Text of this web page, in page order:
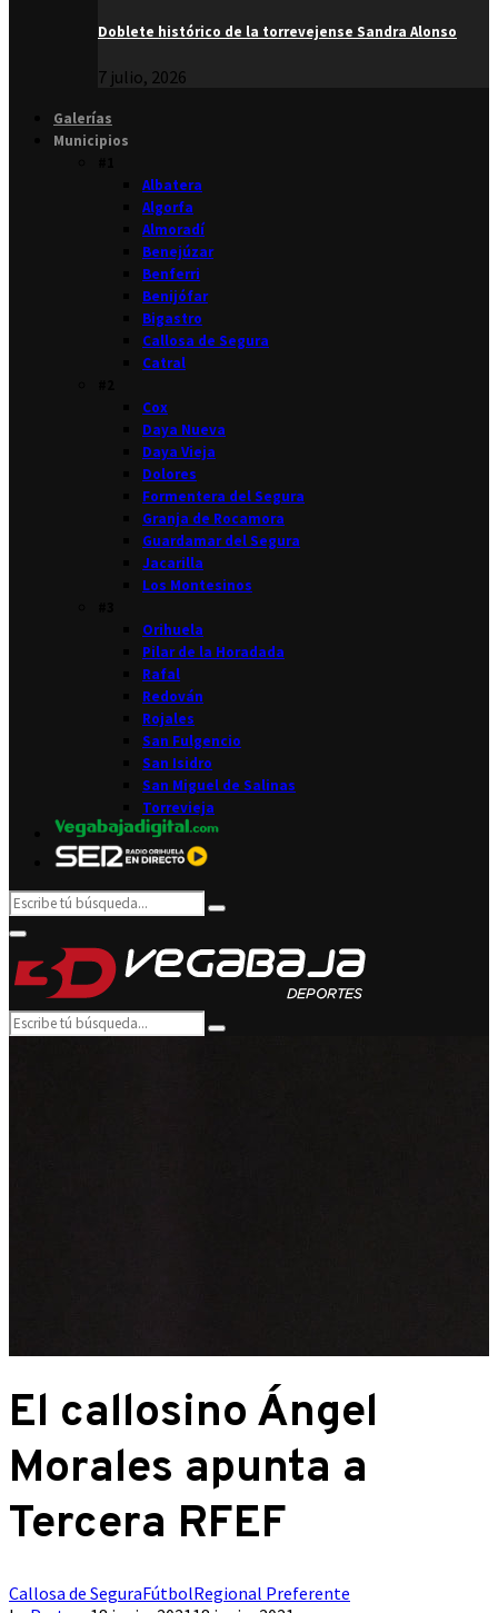
Doblete histórico de la torrevejense Sandra Alonso
7 julio, 2026
Galerías
Municipios
Albatera
Algorfa
Almoradí
Benejúzar
Benferri
Benijófar
Bigastro
Callosa de Segura
Catral
Cox
Daya Nueva
Daya Vieja
Dolores
Formentera del Segura
Granja de Rocamora
Guardamar del Segura
Jacarilla
Los Montesinos
Orihuela
Pilar de la Horadada
Rafal
Redován
Rojales
San Fulgencio
San Isidro
San Miguel de Salinas
Torrevieja
Search
for:
Search
Primary
Menu
Search
for:
Search
El callosino Ángel
Morales apunta a
Tercera RFEF
Callosa de SeguraFútbolRegional Preferente